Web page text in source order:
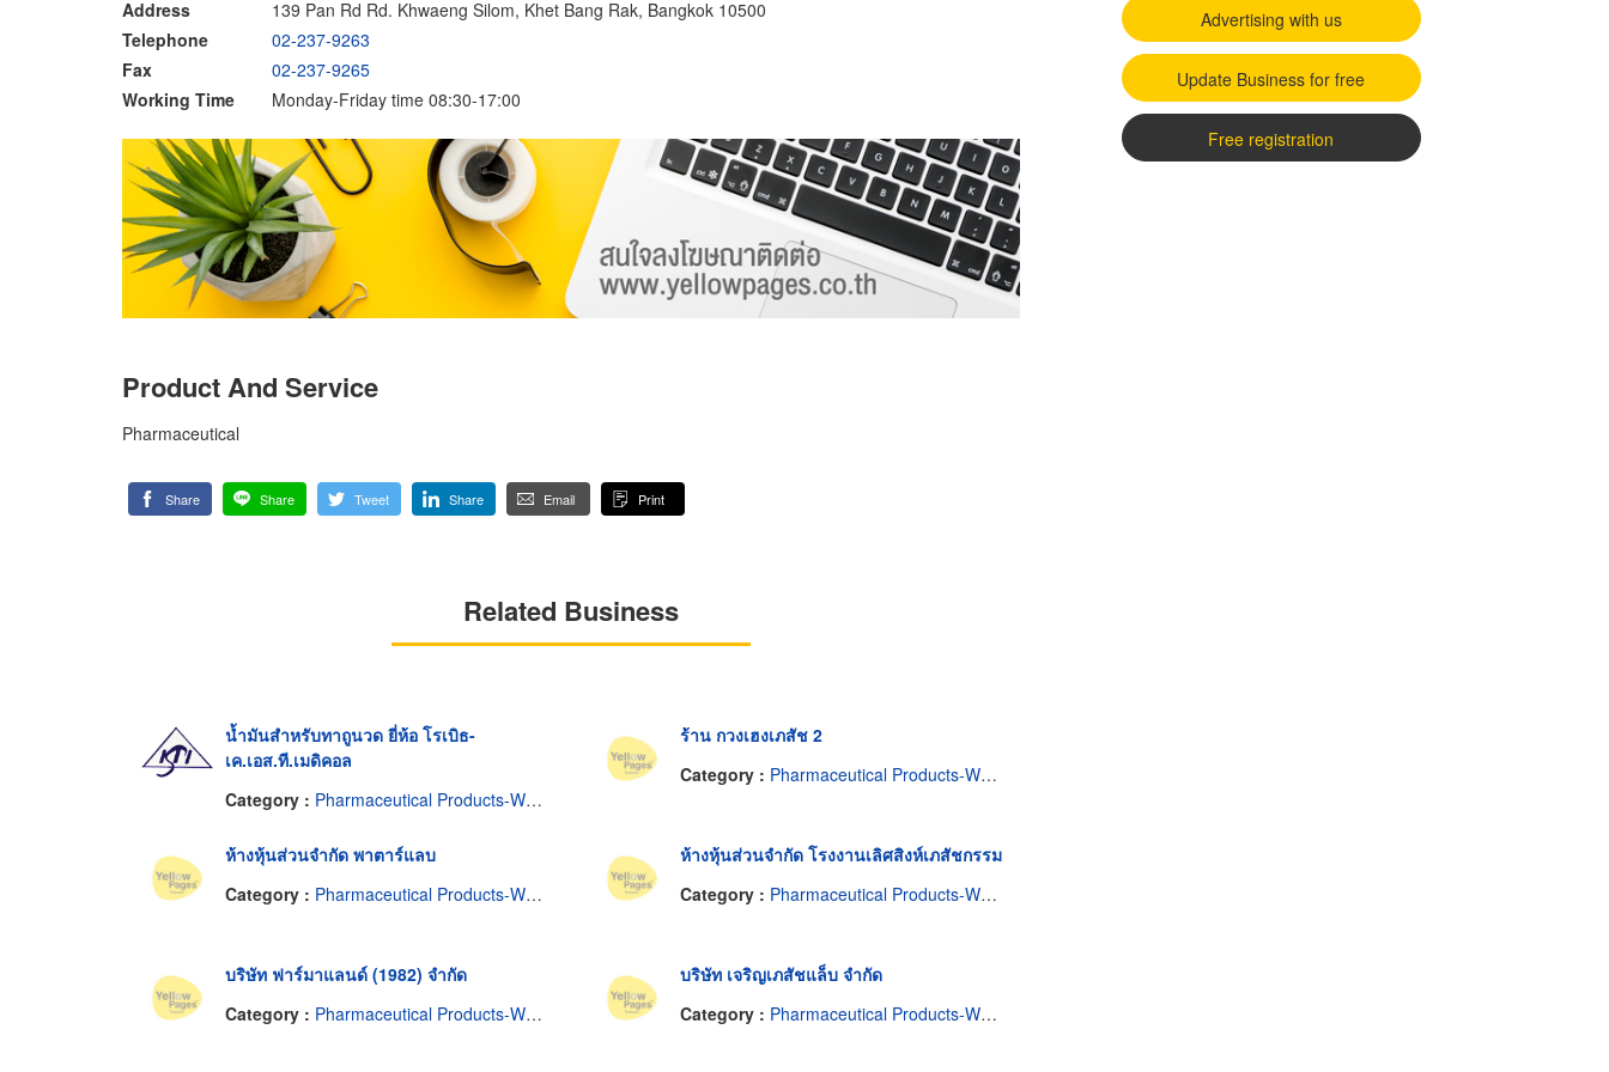
Address
139 Pan Rd Rd. Khwaeng Silom, Khet Bang Rak, Bangkok 10500
Telephone
02-237-9263
Fax
02-237-9265
Working Time
Monday-Friday time 08:30-17:00
Product And Service
Pharmaceutical
Share Share Tweet Share Email Print
Related Business
น้ำมันสำหรับทาถูนวด ยี่ห้อ โรเบิธ-
เค.เอส.ที.เมดิคอล
Category : Pharmaceutical Products-Wholesale & Manufacturers
ร้าน กวงเฮงเภสัช 2
Category : Pharmaceutical Products-Wholesale & Manufacturers
ห้างหุ้นส่วนจำกัด พาตาร์แลบ
Category : Pharmaceutical Products-Wholesale & Manufacturers
ห้างหุ้นส่วนจำกัด โรงงานเลิศสิงห์เภสัชกรรม
Category : Pharmaceutical Products-Wholesale & Manufacturers
บริษัท ฟาร์มาแลนด์ (1982) จำกัด
Category : Pharmaceutical Products-Wholesale & Manufacturers
บริษัท เจริญเภสัชแล็บ จำกัด
Category : Pharmaceutical Products-Wholesale & Manufacturers
Advertising with us
Update Business for free
Free registration